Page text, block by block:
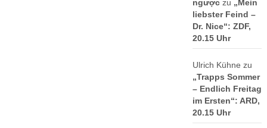
ngượczu „Mein
liebster Feind –
Dr. Nice“: ZDF,
20.15 Uhr
Ulrich Kühne zu
„Trapps Sommer
– Endlich Freitag
im Ersten“: ARD,
20.15 Uhr